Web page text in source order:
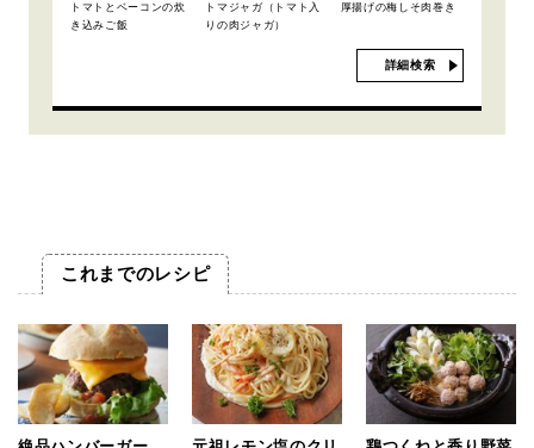
トマトとベーコンの炊
き込みご飯
トマジャガ（トマト入
りの肉ジャガ）
厚揚げの梅しそ肉巻き
詳細検索
これまでのレシピ